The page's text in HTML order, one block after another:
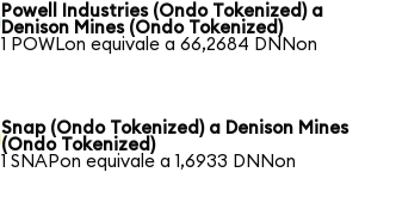
Powell Industries (Ondo Tokenized) a
Denison Mines (Ondo Tokenized)
1 POWLon equivale a 66,2684 DNNon
Snap (Ondo Tokenized) a Denison Mines
(Ondo Tokenized)
1 SNAPon equivale a 1,6933 DNNon